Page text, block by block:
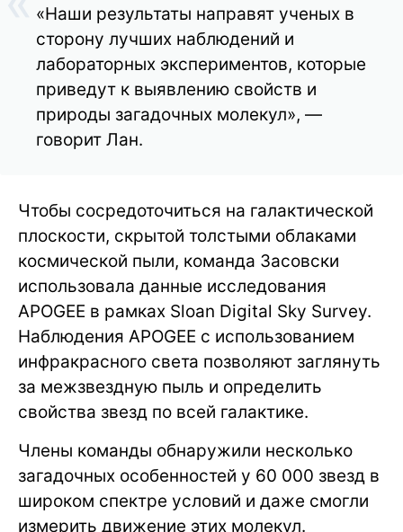
«Наши результаты направят ученых в
сторону лучших наблюдений и
лабораторных экспериментов, которые
приведут к выявлению свойств и
природы загадочных молекул», —
говорит Лан.
Чтобы сосредоточиться на галактической
плоскости, скрытой толстыми облаками
космической пыли, команда Засовски
использовала данные исследования
APOGEE в рамках Sloan Digital Sky Survey.
Наблюдения APOGEE с использованием
инфракрасного света позволяют заглянуть
за межзвездную пыль и определить
свойства звезд по всей галактике.
Члены команды обнаружили несколько
загадочных особенностей у 60 000 звезд в
широком спектре условий и даже смогли
измерить движение этих молекул.